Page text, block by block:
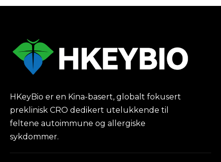
HKeyBio er en Kina-basert, globalt fokusert
preklinisk CRO dedikert utelukkende til
feltene autoimmune og allergiske
sykdommer.